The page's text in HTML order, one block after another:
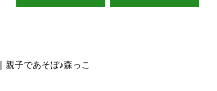
| 親子であそぼ♪森っこ